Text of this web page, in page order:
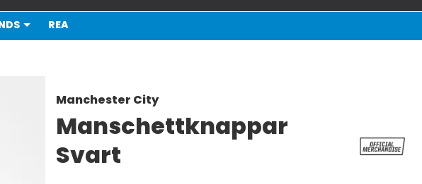
REA
Manchester City
Manschettknappar
Svart